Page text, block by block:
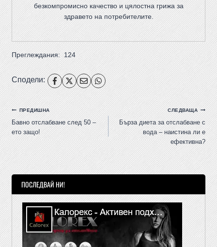
безкомпромисно качество и цялостна грижа за
здравето на потребителите.
Преглеждания: 124
Сподели:
ПРЕДИШНА
Бавно отслабване след 50 –
ето защо!
СЛЕДВАЩА
Бърза диета за отслабване с
вода – наистина ли е
ефективна?
ПОСЛЕДВАЙ НИ!